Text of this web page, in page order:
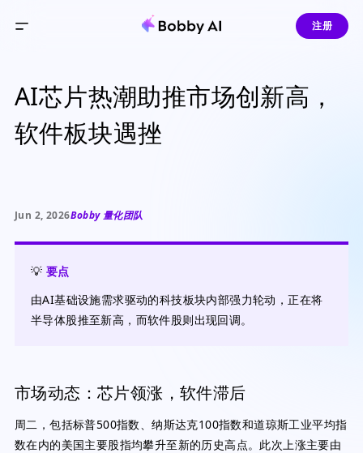
注册
AI芯片热潮助推市场创新高，
软件板块遇挫
Jun 2, 2026Bobby 量化团队
💡 要点
由AI基础设施需求驱动的科技板块内部强力轮动，正在将
半导体股推至新高，而软件股则出现回调。
市场动态：芯片领涨，软件滞后
周二，包括标普500指数、纳斯达克100指数和道琼斯工业平均指
数在内的美国主要股指均攀升至新的历史高点。此次上涨主要由